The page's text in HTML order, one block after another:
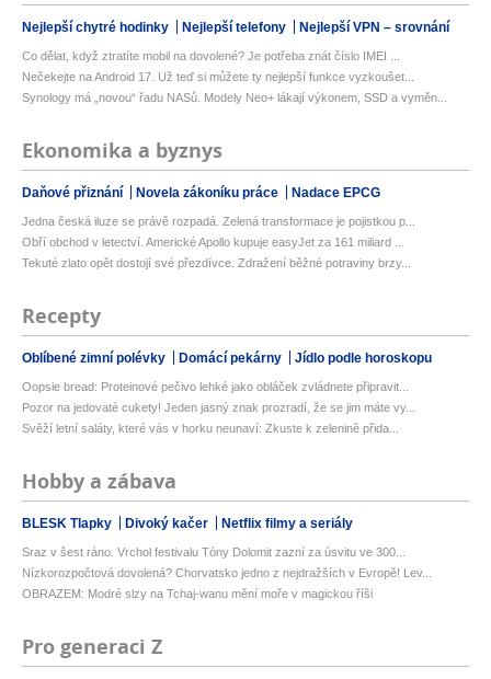
Nejlepší chytré hodinky Nejlepší telefony Nejlepší VPN – srovnání
Co dělat, když ztratíte mobil na dovolené? Je potřeba znát číslo IMEI ...
Nečekejte na Android 17. Už teď si můžete ty nejlepší funkce vyzkoušet...
Synology má „novou“ řadu NASů. Modely Neo+ lákají výkonem, SSD a vyměn...
Ekonomika a byznys
Daňové přiznání Novela zákoníku práce Nadace EPCG
Jedna česká iluze se právě rozpadá. Zelená transformace je pojistkou p...
Obří obchod v letectví. Americké Apollo kupuje easyJet za 161 miliard ...
Tekuté zlato opět dostojí své přezdívce. Zdražení běžné potraviny brzy...
Recepty
Oblíbené zimní polévky Domácí pekárny Jídlo podle horoskopu
Oopsie bread: Proteinové pečivo lehké jako obláček zvládnete připravit...
Pozor na jedovaté cukety! Jeden jasný znak prozradí, že se jim máte vy...
Svěží letní saláty, které vás v horku neunaví: Zkuste k zelenině přida...
Hobby a zábava
BLESK Tlapky Divoký kačer Netflix filmy a seriály
Sraz v šest ráno. Vrchol festivalu Tóny Dolomit zazní za úsvitu ve 300...
Nízkorozpočtová dovolená? Chorvatsko jedno z nejdražších v Evropě! Lev...
OBRAZEM: Modré slzy na Tchaj-wanu mění moře v magickou říši
Pro generaci Z